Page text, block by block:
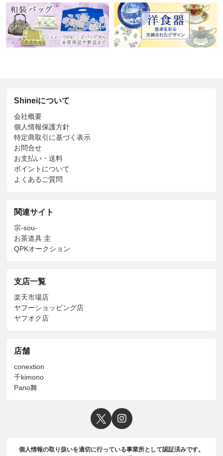
Shineiについて
会社概要
個人情報保護方針
特定商取引に基づく表示
お問合せ
お支払い・送料
ポイントについて
よくあるご質問
関連サイト
宗-sou-
お茶道具 圭
QPKオークション
支店一覧
楽天市場店
ヤフーショッピング店
ヤフオク店
店舗
conextion
千kimono
Pano舞
個人情報の取り扱いを適切に行っている事業所として認証済みです。